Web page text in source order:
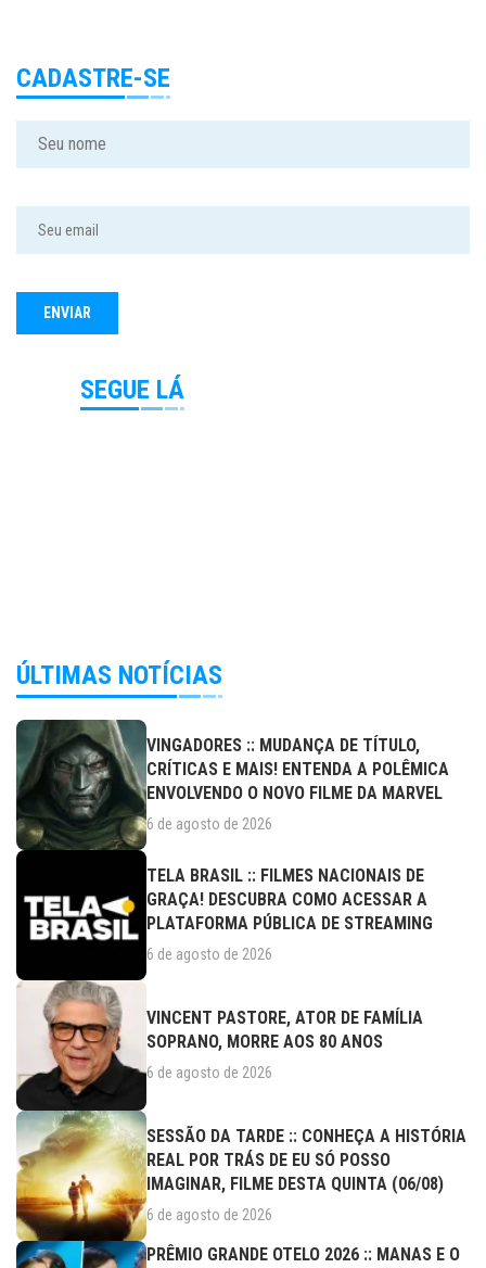
CADASTRE-SE
SEGUE LÁ
ÚLTIMAS NOTÍCIAS
VINGADORES :: MUDANÇA DE TÍTULO,
CRÍTICAS E MAIS! ENTENDA A POLÊMICA
ENVOLVENDO O NOVO FILME DA MARVEL
6 de agosto de 2026
TELA BRASIL :: FILMES NACIONAIS DE
GRAÇA! DESCUBRA COMO ACESSAR A
PLATAFORMA PÚBLICA DE STREAMING
6 de agosto de 2026
VINCENT PASTORE, ATOR DE FAMÍLIA
SOPRANO, MORRE AOS 80 ANOS
6 de agosto de 2026
SESSÃO DA TARDE :: CONHEÇA A HISTÓRIA
REAL POR TRÁS DE EU SÓ POSSO
IMAGINAR, FILME DESTA QUINTA (06/08)
6 de agosto de 2026
PRÊMIO GRANDE OTELO 2026 :: MANAS E O